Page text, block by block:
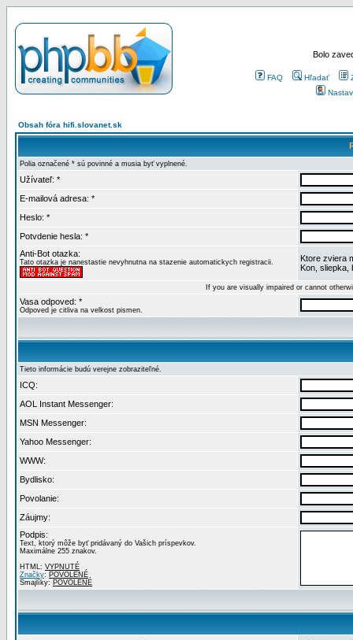
Bolo
FAQ Hľadať
Obsah fóra hifi.slovanet.sk
Polia označené * sú povinné a musia byť vyplnené.
Užívateľ: *
E-mailová adresa: *
Heslo: *
Potvdenie hesla: *
Anti-Bot otazka:
Tato otazka je nanestastie nevyhnutna na stazenie automatickych registracii.
Ktore zviera
Kon, sliepka,
If you are visually impaired or cannot
Vasa odpoved: *
Odpoved je citliva na velkost pismen.
Tieto informácie budú verejne zobraziteľné.
ICQ:
AOL Instant Messenger:
MSN Messenger:
Yahoo Messenger:
WWW:
Bydlisko:
Povolanie:
Záujmy:
Podpis:
Text, ktorý môže byť pridávaný do Vašich príspevkov.
Maximálne 255 znakov.
HTML: VYPNUTÉ
Značky: POVOLENÉ
Smajlíky: POVOLENÉ